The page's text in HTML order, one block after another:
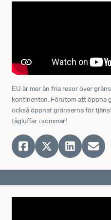
EU är mer än fria resor över
kontinenten. Förutom att öppna
också öppnat gränserna för
tågluffar i sommar!